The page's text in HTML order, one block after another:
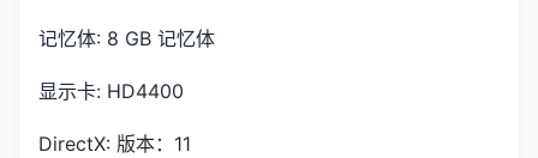
记忆体: 8 GB 记忆体
显示卡: HD4400
DirectX: 版本：11